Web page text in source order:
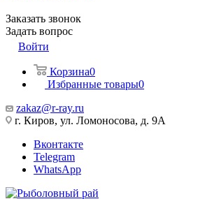
Заказать звонок
Задать вопрос
Войти
Корзина0
Избранные товары0
zakaz@r-ray.ru
г. Киров, ул. Ломоносова, д. 9А
Вконтакте
Telegram
WhatsApp